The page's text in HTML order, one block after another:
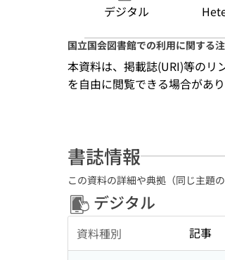
デジタル
国立国会図書館での利用に関する
本資料は、掲載誌(URI)等のリ
を自由に閲覧できる場合があり
書誌情報
この資料の詳細や典拠（同じ主題
デジタル
資料種別 記事